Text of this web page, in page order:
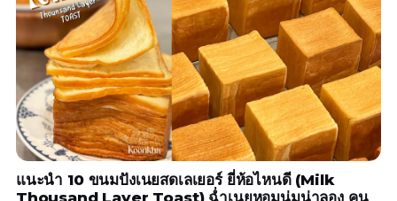
แนะนำ 10 ขนมปังเนยสดเลเยอร์ ยี่ห้อไหนดี (Milk